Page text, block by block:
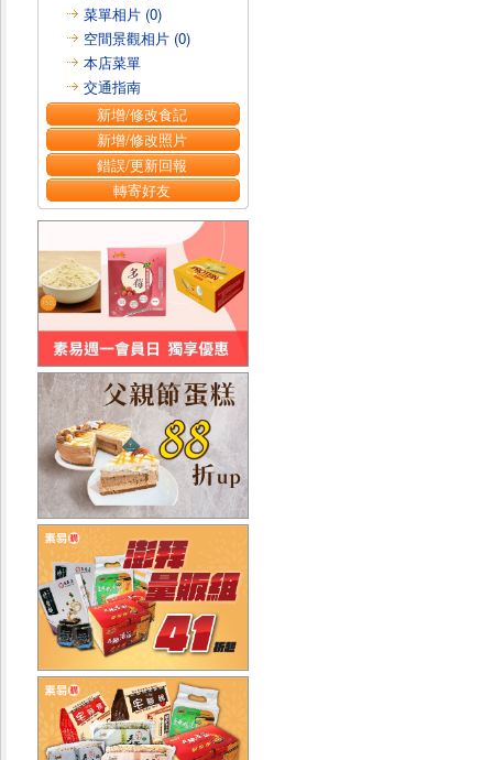
菜單相片 (0)
空間景觀相片 (0)
本店菜單
交通指南
新增/修改食記
新增/修改照片
錯誤/更新回報
轉寄好友